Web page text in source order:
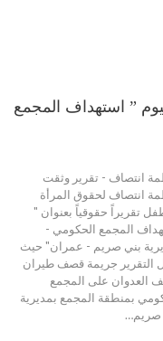
” استهداف المجمع
انتصاف - تقرير وثقت
انتصاف لحقوق المرأة
تقريراً حقوقياً بعنوان "
المجمع الحكومي -
بني صريم - عمران" حيث
التقرير جريمة قصف طيران
العدوان على المجمع
بمنطقة المجمع بمديرية
صريم…